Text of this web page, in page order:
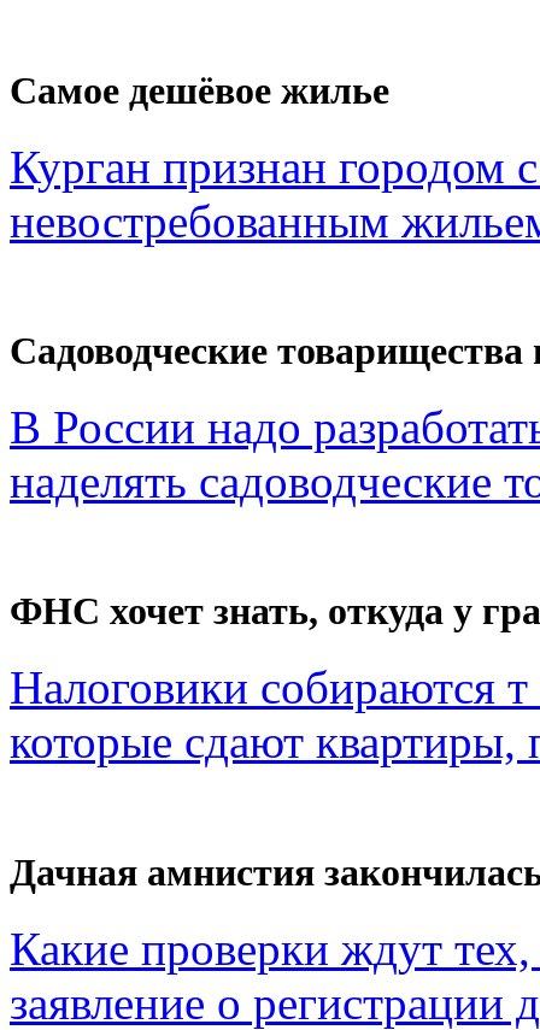
Самое дешёвое жилье
Курган признан
невостребованным
Садоводческие
В России надо
наделять садоводческие
ФНС хочет знать, откуда у
Налоговики собираются
которые сдают квартиры,
Дачная амнистия
Какие проверки ждут
заявление о регистрации